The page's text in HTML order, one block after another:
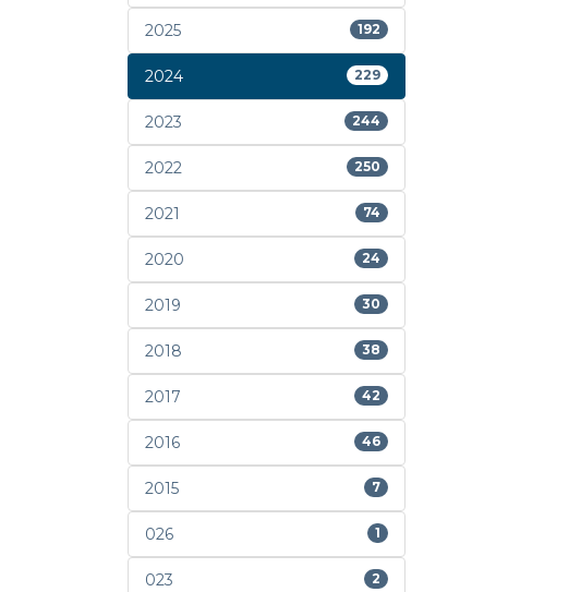
2025 192
2024 229
2023 244
2022 250
2021 74
2020 24
2019 30
2018 38
2017 42
2016 46
2015 7
026 1
023 2